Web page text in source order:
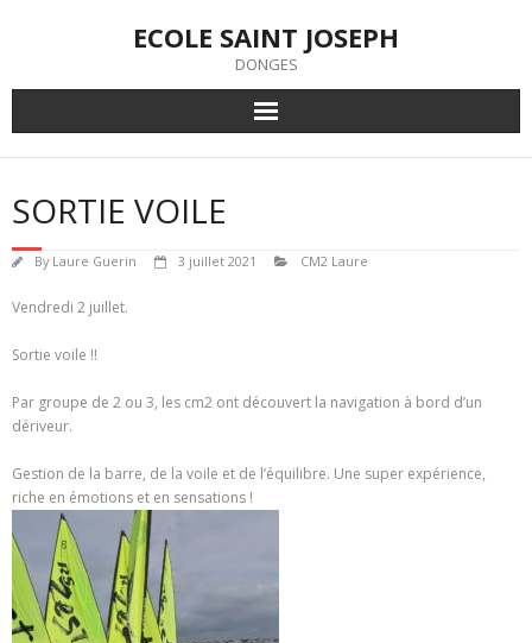
ECOLE SAINT JOSEPH
DONGES
SORTIE VOILE
By Laure Guerin 3 juillet 2021 CM2 Laure
Vendredi 2 juillet.
Sortie voile !!
Par groupe de 2 ou 3, les cm2 ont découvert la navigation à bord d’un
dériveur.
Gestion de la barre, de la voile et de l’équilibre. Une super expérience,
riche en émotions et en sensations !